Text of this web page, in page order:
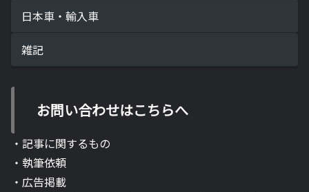
日本車・輸入車
雑記
お問い合わせはこちらへ
・記事に関するもの
・執筆依頼
・広告掲載